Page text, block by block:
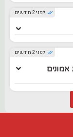
לפני 2 חודשים
לפני 2 חודשים